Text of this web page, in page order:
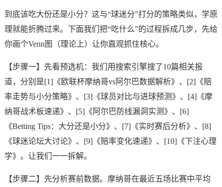
到底该吃大份还是小分？这与“球迷分”打分的策略类似，学原
理就能折腾过来。下面我们把“吃什么”的过程拆成几步，先给
你画个Venn图（理论上）让你直观抓住核心。
【步骤一】先看预选机：我们用搜索引擎搜了10篇相关报
道，分别是[1]《欧联杯摩纳哥vs阿尔巴数据解析》、[2]《赔
率走势与小分策略》、[3]《球员对比与进球预测》、[4]《摩
纳哥战术板速递》、[5]《阿尔巴防线漏洞实测》、[6]
《Betting Tips：大分还是小分》、[7]《实时赛后分析》、[8]
《球迷论坛大讨论》、[9]《赔率变化速递》、[10]《下注心理
学》。让我们一一拆解。
【步骤二】先分析赛前数据。摩纳哥在最近五场比赛中平均